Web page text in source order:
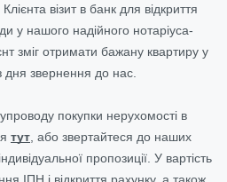
візит в банк для відкриття
у нашого надійного нотаріуса-
зміг отримати бажану квартиру у
дня звернення до нас.
покупки нерухомості в
тут , або звертайтеся до наших
пропозиції. У вартість
ІПН і відкриття рахунку, а також